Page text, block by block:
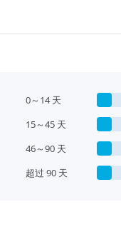
0～14 天
15～45 天
46～90 天
超过 90 天